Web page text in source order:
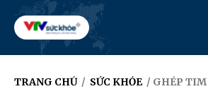
TRANG CHỦ / SỨC KHỎE / GHÉP TIM CHO